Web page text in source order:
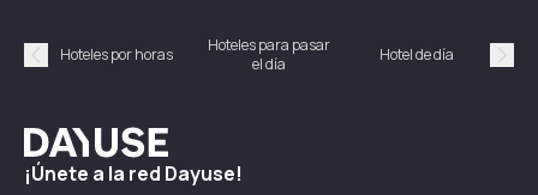
Précédent
Hoteles por horas
Hoteles para pasar
el día
Hotel de día
Dayuse
¡Únete a la red Dayuse!